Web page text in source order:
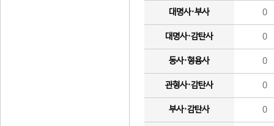
대명사·부사 0
대명사·감탄사 0
동사·형용사 0
관형사·감탄사 0
부사·감탄사 0